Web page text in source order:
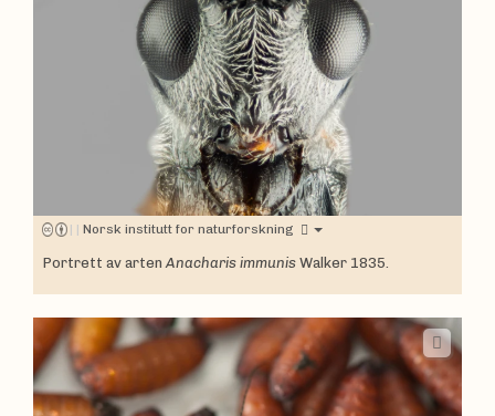
| | Norsk institutt for naturforskning
Portrett av arten Anacharis immunis Walker 1835.